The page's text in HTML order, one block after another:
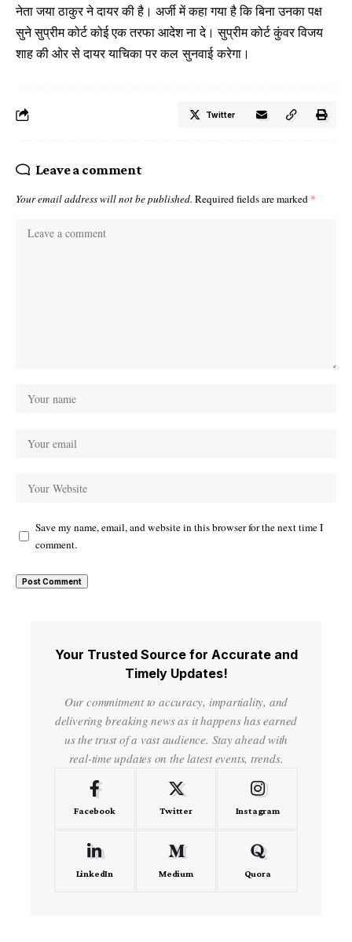
नेता जया ठाकुर ने दायर की है। अर्जी में कहा गया है कि बिना उनका पक्ष
सुने सुप्रीम कोर्ट कोई एक तरफा आदेश ना दे। सुप्रीम कोर्ट कुंवर विजय
शाह की ओर से दायर याचिका पर कल सुनवाई करेगा।
Twitter
Leave a comment
Your email address will not be published. Required fields are marked *
Save my name, email, and website in this browser for the next time I
comment.
Your Trusted Source for Accurate and
Timely Updates!
Our commitment to accuracy, impartiality, and
delivering breaking news as it happens has earned
us the trust of a vast audience. Stay ahead with
real-time updates on the latest events, trends.
Facebook Twitter Instagram
LinkedIn Medium Quora